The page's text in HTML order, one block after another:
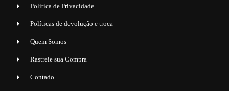
Politica de Privacidade
Políticas de devolução e troca
Quem Somos
Rastreie sua Compra
Contado